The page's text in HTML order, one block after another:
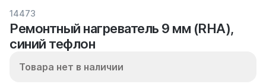
14473
Ремонтный нагреватель 9 мм (RHA),
синий тефлон
Товара нет в наличии